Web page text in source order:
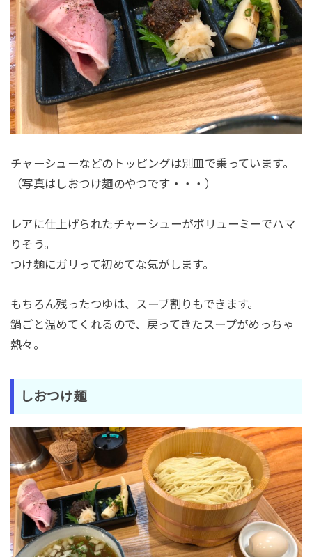
チャーシューなどのトッピングは別皿で乗っています。
（写真はしおつけ麺のやつです・・・）
レアに仕上げられたチャーシューがボリューミーでハマ
りそう。
つけ麺にガリって初めてな気がします。
もちろん残ったつゆは、スープ割りもできます。
鍋ごと温めてくれるので、戻ってきたスープがめっちゃ
熱々。
しおつけ麺